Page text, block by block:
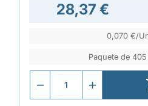
28,37 €
0,070 €/
Paquete de